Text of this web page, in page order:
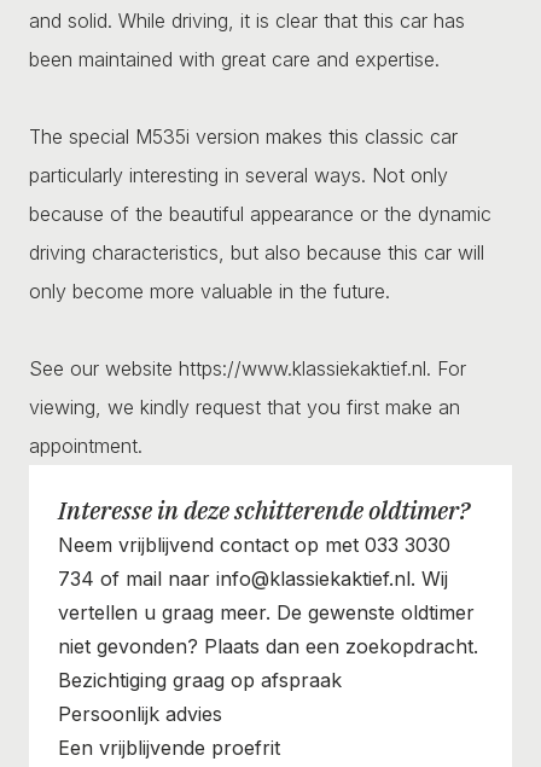
and solid. While driving, it is clear that this car has
been maintained with great care and expertise.
The special M535i version makes this classic car
particularly interesting in several ways. Not only
because of the beautiful appearance or the dynamic
driving characteristics, but also because this car will
only become more valuable in the future.
See our website https://www.klassiekaktief.nl. For
viewing, we kindly request that you first make an
appointment.
Interesse in deze schitterende oldtimer?
Neem vrijblijvend contact op met 033 3030
734 of mail naar info@klassiekaktief.nl. Wij
vertellen u graag meer. De gewenste oldtimer
niet gevonden? Plaats dan een zoekopdracht.
Bezichtiging graag op afspraak
Persoonlijk advies
Een vrijblijvende proefrit